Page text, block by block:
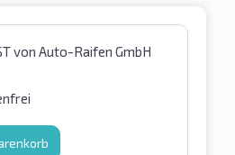
von Auto-Raifen GmbH